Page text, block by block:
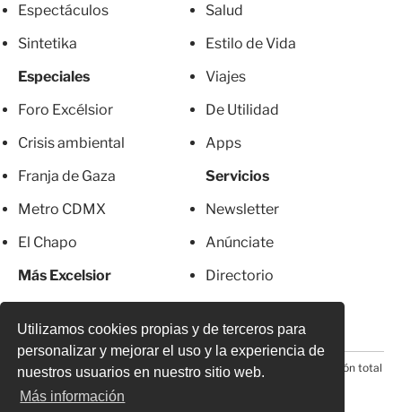
Utilizamos cookies propias y de terceros para
personalizar y mejorar el uso y la experiencia de
nuestros usuarios en nuestro sitio web.
Más información
Espectáculos
Sintetika
Especiales
Foro Excélsior
Crisis ambiental
Franja de Gaza
Metro CDMX
El Chapo
Más Excelsior
Salud
Estilo de Vida
Viajes
De Utilidad
Apps
Servicios
Newsletter
Anúnciate
Directorio
© 2026 Todos los derechos reservados. Prohibida la reproducción total
o parcial, incluyendo cualquier medio electrónico*